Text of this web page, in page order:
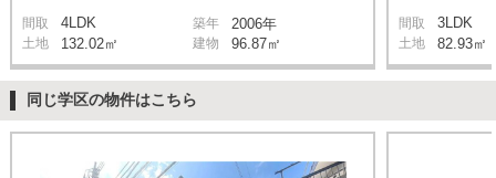
間取 4LDK 築年 2006年
土地 132.02㎡ 建物 96.87㎡
間取 3LDK
土地 82.93㎡
同じ学区の物件はこちら